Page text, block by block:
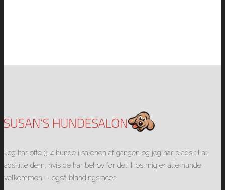
Jeg har ofte 3-4 hunde i salonen af gangen og jeg har plads til at
adskille dem, hvis de har behov for det. Hos mig er alle hunde
velkommen, – også blandingsracer.